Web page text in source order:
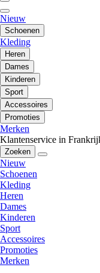
Nieuw
Schoenen
Kleding
Heren
Dames
Kinderen
Sport
Accessoires
Promoties
Merken
Klantenservice in
Zoeken
Nieuw
Schoenen
Kleding
Heren
Dames
Kinderen
Sport
Accessoires
Promoties
Merken